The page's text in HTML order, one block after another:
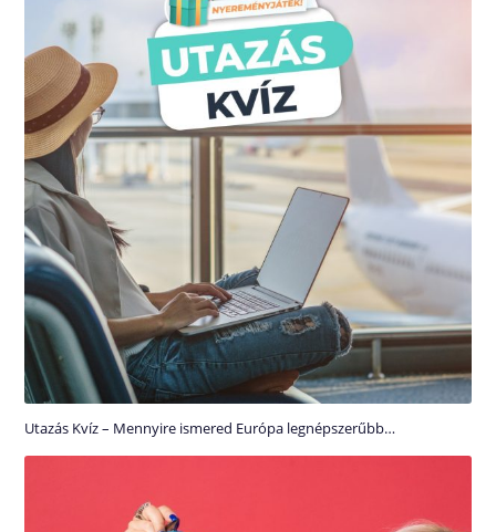
Utazás Kvíz – Mennyire ismered Európa legnépszerűbb…